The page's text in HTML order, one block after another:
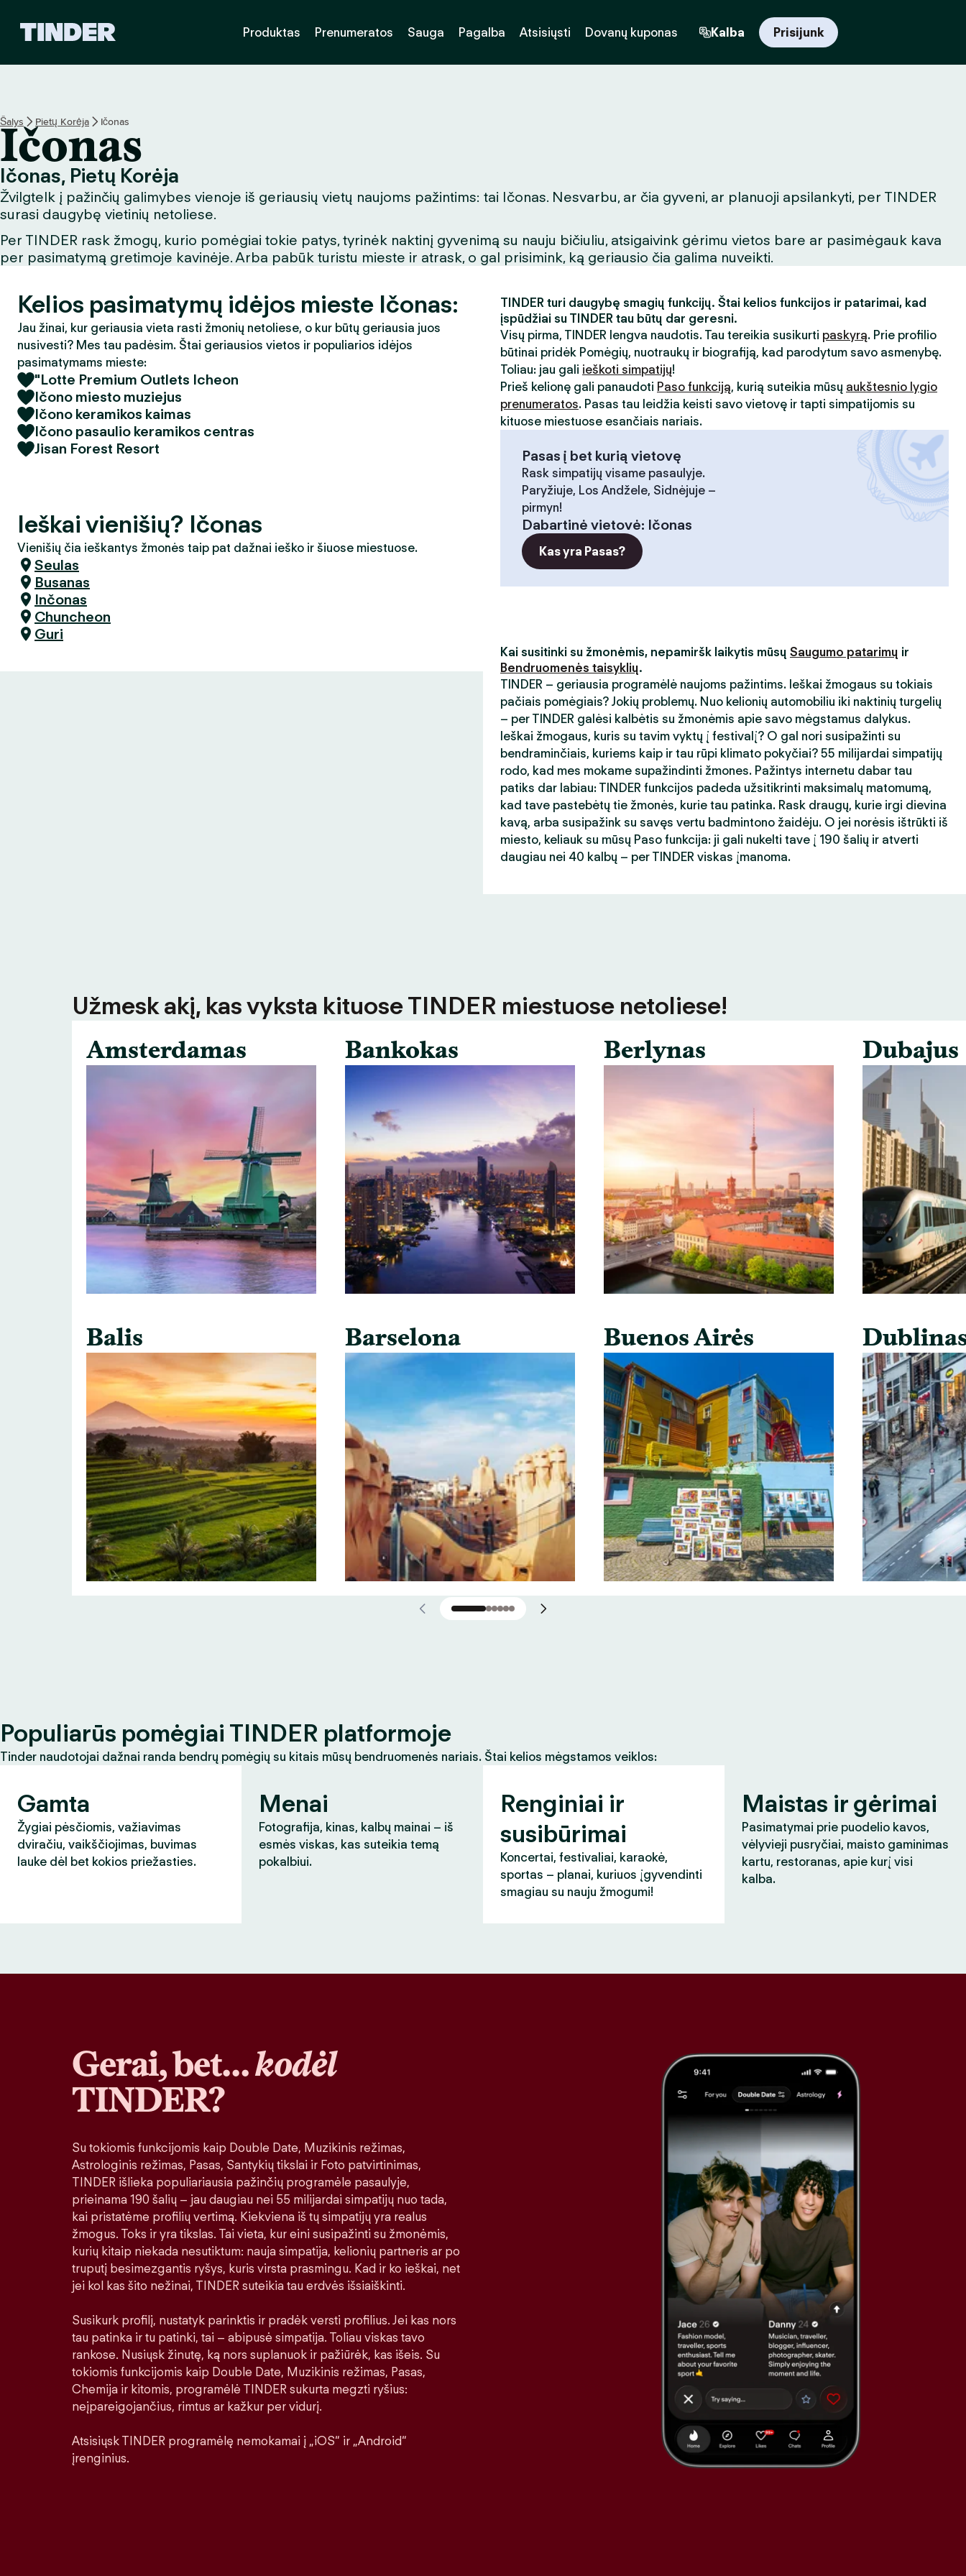
p
g
r
n
d
n
i
Produktas Prenumeratos Sauga Pagalba Atsisiųsti Dovanų kuponas Kalba Prisijunk
Šalys Pietų Korėja Ičonas
Ičonas
Ičonas, Pietų Korėja
Žvilgtelk į pažinčių galimybes vienoje iš geriausių vietų naujoms pažintims: tai Ičonas. Nesvarbu, ar čia gyveni, ar planuoji apsilankyti, per TINDER
surasi daugybę vietinių netoliese.
Per TINDER rask žmogų, kurio pomėgiai tokie patys, tyrinėk naktinį gyvenimą su nauju bičiuliu, atsigaivink gėrimu vietos bare ar pasimėgauk kava
per pasimatymą gretimoje kavinėje. Arba pabūk turistu mieste ir atrask, o gal prisimink, ką geriausio čia galima nuveikti.
Kelios pasimatymų idėjos mieste Ičonas:
Jau žinai, kur geriausia vieta rasti žmonių netoliese, o kur būtų geriausia juos
nusivesti? Mes tau padėsim. Štai geriausios vietos ir populiarios idėjos
pasimatymams mieste:
"Lotte Premium Outlets Icheon
Ičono miesto muziejus
Ičono keramikos kaimas
Ičono pasaulio keramikos centras
Jisan Forest Resort
Ieškai vienišių? Ičonas
Vienišių čia ieškantys žmonės taip pat dažnai ieško ir šiuose miestuose.
Seulas
Busanas
Inčonas
Chuncheon
Guri
TINDER turi daugybę smagių funkcijų. Štai kelios funkcijos ir patarimai, kad
įspūdžiai su TINDER tau būtų dar geresni.
Visų pirma, TINDER lengva naudotis. Tau tereikia susikurti paskyrą. Prie profilio
būtinai pridėk Pomėgių, nuotraukų ir biografiją, kad parodytum savo asmenybę.
Toliau: jau gali ieškoti simpatijų!
Prieš kelionę gali panaudoti Paso funkciją, kurią suteikia mūsų aukštesnio lygio
prenumeratos. Pasas tau leidžia keisti savo vietovę ir tapti simpatijomis su
kituose miestuose esančiais nariais.
Pasas į bet kurią vietovę
Rask simpatijų visame pasaulyje.
Paryžiuje, Los Andžele, Sidnėjuje –
pirmyn!
Dabartinė vietovė: Ičonas
Kas yra Pasas?
Kai susitinki su žmonėmis, nepamiršk laikytis mūsų Saugumo patarimų ir
Bendruomenės taisyklių.
TINDER – geriausia programėlė naujoms pažintims. Ieškai žmogaus su tokiais
pačiais pomėgiais? Jokių problemų. Nuo kelionių automobiliu iki naktinių turgelių
– per TINDER galėsi kalbėtis su žmonėmis apie savo mėgstamus dalykus.
Ieškai žmogaus, kuris su tavim vyktų į festivalį? O gal nori susipažinti su
bendraminčiais, kuriems kaip ir tau rūpi klimato pokyčiai? 55 milijardai simpatijų
rodo, kad mes mokame supažindinti žmones. Pažintys internetu dabar tau
patiks dar labiau: TINDER funkcijos padeda užsitikrinti maksimalų matomumą,
kad tave pastebėtų tie žmonės, kurie tau patinka. Rask draugų, kurie irgi dievina
kavą, arba susipažink su savęs vertu badmintono žaidėju. O jei norėsis ištrūkti iš
miesto, keliauk su mūsų Paso funkcija: ji gali nukelti tave į 190 šalių ir atverti
daugiau nei 40 kalbų – per TINDER viskas įmanoma.
Užmesk akį, kas vyksta kituose TINDER miestuose netoliese!
Amsterdamas
Balis
Bankokas
Barselona
Berlynas
Buenos Airės
Dubajus
Populiarūs pomėgiai TINDER platformoje
Tinder naudotojai dažnai randa bendrų pomėgių su kitais mūsų bendruomenės nariais. Štai kelios mėgstamos veiklos:
Gamta
Žygiai pėsčiomis, važiavimas
dviračiu, vaikščiojimas, buvimas
lauke dėl bet kokios priežasties.
Menai
Fotografija, kinas, kalbų mainai – iš
esmės viskas, kas suteikia temą
pokalbiui.
Renginiai ir
susibūrimai
Koncertai, festivaliai, karaokė,
sportas – planai, kuriuos įgyvendinti
smagiau su nauju žmogumi!
Maistas ir gėrimai
Pasimatymai prie puodelio kavos,
vėlyvieji pusryčiai, maisto gaminimas
kartu, restoranas, apie kurį visi
kalba.
Gerai, bet…kodėl
TINDER?
Su tokiomis funkcijomis kaip Double Date, Muzikinis režimas,
Astrologinis režimas, Pasas, Santykių tikslai ir Foto patvirtinimas,
TINDER išlieka populiariausia pažinčių programėle pasaulyje,
prieinama 190 šalių – jau daugiau nei 55 milijardai simpatijų nuo tada,
kai pristatėme profilių vertimą. Kiekviena iš tų simpatijų yra realus
žmogus. Toks ir yra tikslas. Tai vieta, kur eini susipažinti su žmonėmis,
kurių kitaip niekada nesutiktum: nauja simpatija, kelionių partneris ar po
truputį besimezgantis ryšys, kuris virsta prasmingu. Kad ir ko ieškai, net
jei kol kas šito nežinai, TINDER suteikia tau erdvės išsiaiškinti.
Susikurk profilį, nustatyk parinktis ir pradėk versti profilius. Jei kas nors
tau patinka ir tu patinki, tai – abipusė simpatija. Toliau viskas tavo
rankose. Nusiųsk žinutę, ką nors suplanuok ir pažiūrėk, kas išeis. Su
tokiomis funkcijomis kaip Double Date, Muzikinis režimas, Pasas,
Chemija ir kitomis, programėlė TINDER sukurta megzti ryšius:
neįpareigojančius, rimtus ar kažkur per vidurį.
Atsisiųsk TINDER programėlę nemokamai į „iOS“ ir „Android“
įrenginius.